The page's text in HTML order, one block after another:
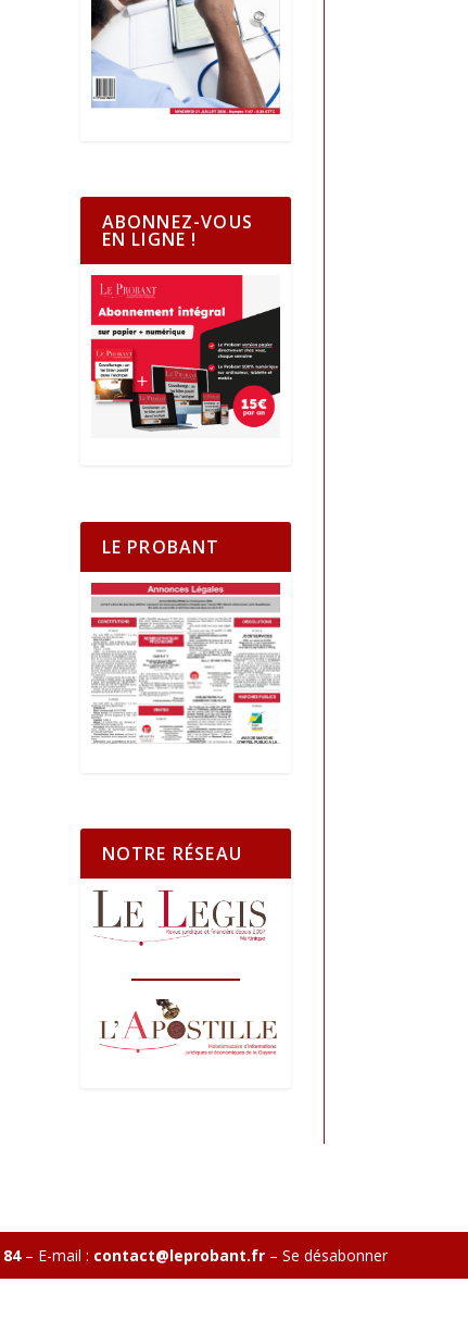
ABONNEZ-VOUS
EN LIGNE !
LE PROBANT
NOTRE RÉSEAU
– E-mail : contact@leprobant.fr– Se désabonner